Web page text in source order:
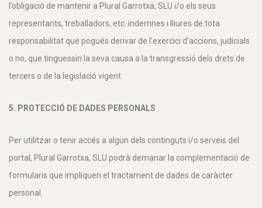
l’obligació de mantenir a Plural Garrotxa, SLU i/o els seus
representants, treballadors, etc. indemnes i lliures de tota
responsabilitat que pogués derivar de l’exercici d’accions, judicials
o no, que tinguessin la seva causa a la transgressió dels drets de
tercers o de la legislació vigent.
5. PROTECCIÓ DE DADES PERSONALS
Per utilitzar o tenir accés a algun dels continguts i/o serveis del
portal, Plural Garrotxa, SLU podrà demanar la complementació de
formularis que impliquen el tractament de dades de caràcter
personal.